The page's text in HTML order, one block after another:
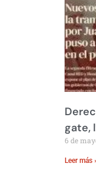
gate,
6 de
Leer más